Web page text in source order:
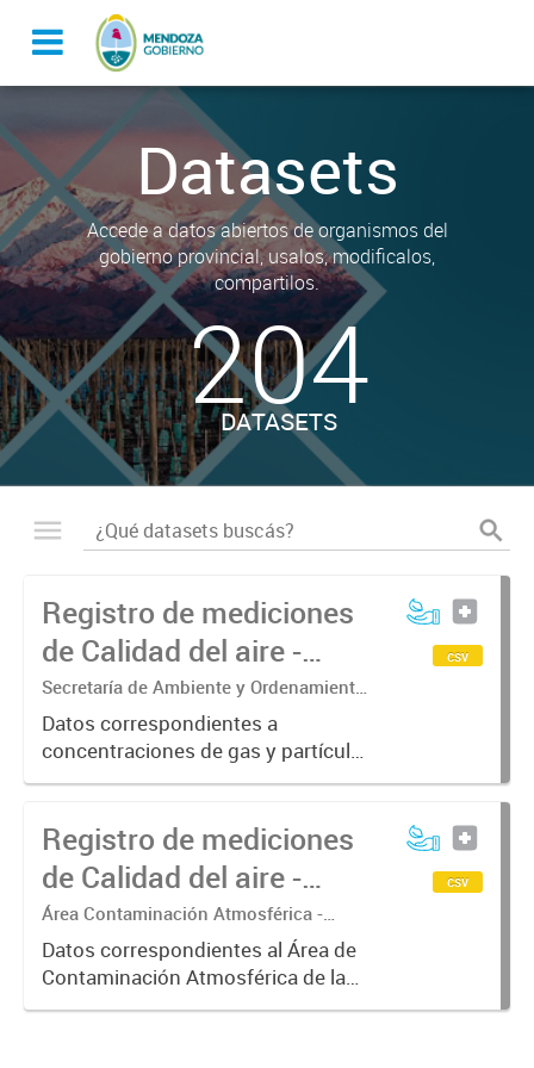
Datasets
Accede a datos abiertos de organismos del
gobierno provincial, usalos, modificalos,
compartilos.
204
DATASETS
Registro de mediciones
de Calidad del aire -
Contaminantes
Secretaría de Ambiente y Ordenamiento
Territorial
Datos correspondientes a
concentraciones de gas y partículas
en aire, obtenidos en las estaciones
mediciones responden a métodos
homologados, pero a la fecha...
csv
Registro de mediciones
de Calidad del aire -
Meteorología
Área Contaminación Atmosférica -
Dirección de Protección Ambiental
Datos correspondientes al Área de
Contaminación Atmosférica de la
Dirección de Protección Ambiental.
csv